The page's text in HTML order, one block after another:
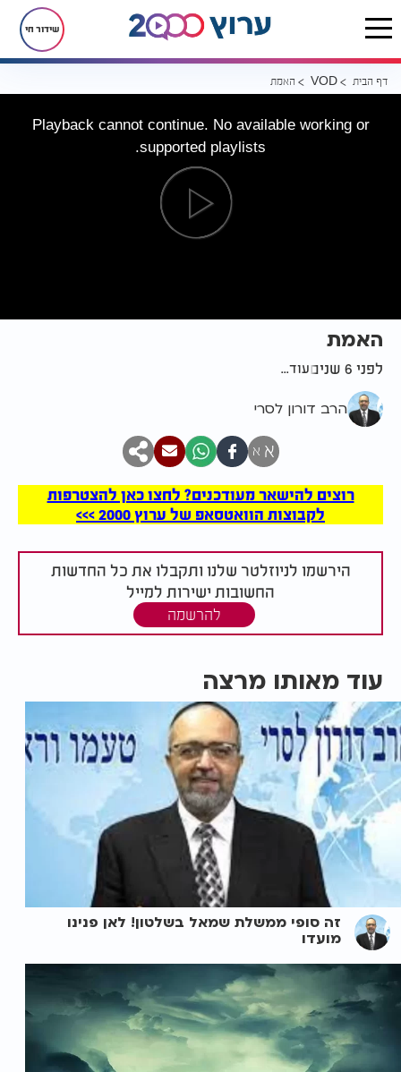
שידור חי
דף הבית VOD האמת
Playback cannot continue. No available working or
supported playlists.
האמת
לפני 6 שנים עוד...
הרב דורון לסרי
א א
רוצים להישאר מעודכנים? לחצו כאן להצטרפות
לקבוצות הוואטסאפ של ערוץ 2000 >>>
הירשמו לניוזלטר שלנו ותקבלו את כל החדשות
החשובות ישירות למייל
להרשמה
עוד מאותו מרצה
זה סופי ממשלת שמאל בשלטון! לאן פנינו
מועדו